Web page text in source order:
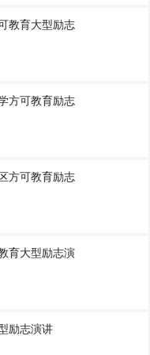
教育大型励志
方可教育励志
方可教育励志
育大型励志演
励志演讲